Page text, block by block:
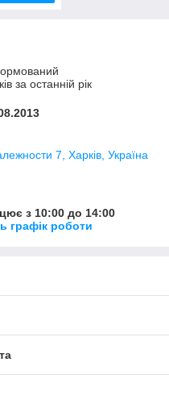
за останній рік
7, Харків, Україна
з 10:00 до 14:00
графік роботи